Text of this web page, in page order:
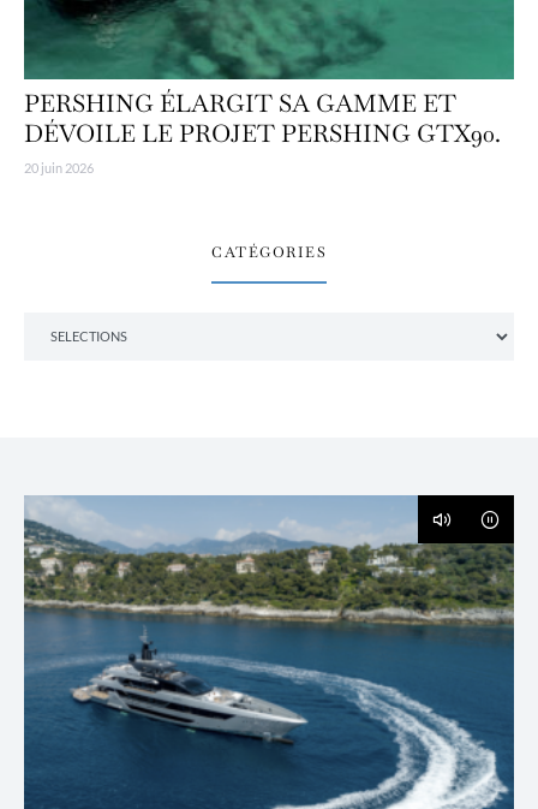
PERSHING ÉLARGIT SA GAMME ET
DÉVOILE LE PROJET PERSHING GTX90.
20 juin 2026
CATÉGORIES